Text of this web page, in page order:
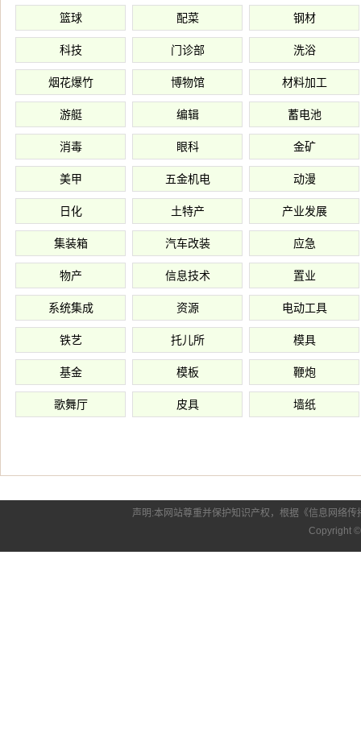
篮球 配菜 钢材
科技 门诊部 洗浴
烟花爆竹 博物馆 材料加工
游艇 编辑 蓄电池
消毒 眼科 金矿
美甲 五金机电 动漫
日化 土特产 产业发展
集装箱 汽车改装 应急
物产 信息技术 置业
系统集成 资源 电动工具
铁艺 托儿所 模具
基金 模板 鞭炮
歌舞厅 皮具 墙纸
声明:本网站尊重并保护知识产权，根据《信息网络
Copyright